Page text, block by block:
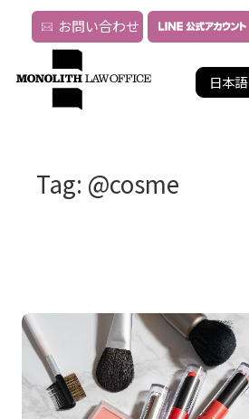
日本語
お問い合わせ
Tag: @cosme